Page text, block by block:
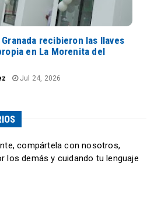
recibieron las llaves
en La Morenita del
Jul 24, 2026
compártela con nosotros,
los demás y cuidando tu lenguaje